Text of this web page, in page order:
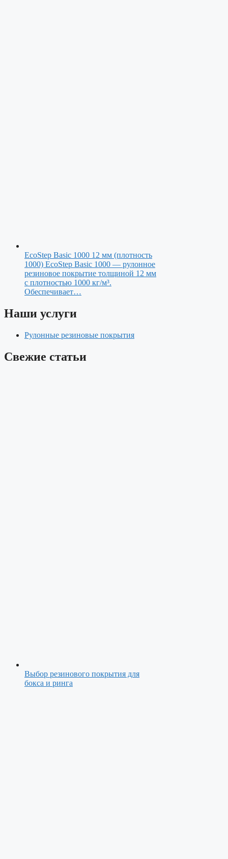
EcoStep Basic 1000 12 мм (плотность
1000) EcoStep Basic 1000 — рулонное
резиновое покрытие толщиной 12 мм
с плотностью 1000 кг/м³.
Обеспечивает…
Наши услуги
Рулонные резиновые покрытия
Свежие статьи
Выбор резинового покрытия для
бокса и ринга